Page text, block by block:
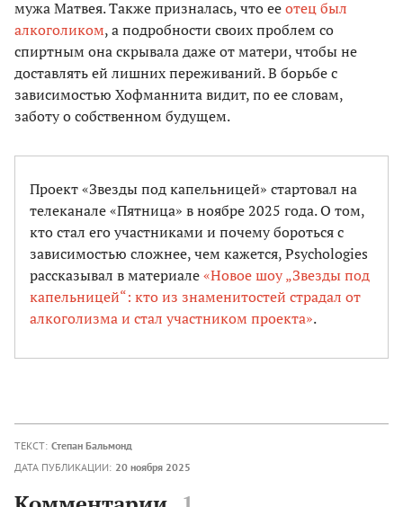
мужа Матвея. Также призналась, что ееотец был
алкоголиком, а подробности своих проблем со
спиртным она скрывала даже от матери, чтобы не
доставлять ей лишних переживаний. В борьбе с
зависимостью Хофманнита видит, по ее словам,
заботу о собственном будущем.
Проект «Звезды под капельницей» стартовал на
телеканале «Пятница» в ноябре 2025 года. О том,
кто стал его участниками и почему бороться с
зависимостью сложнее, чем кажется, Psychologies
рассказывал в материале«Новое шоу „Звезды под
капельницей“: кто из знаменитостей страдал от
алкоголизма и стал участником проекта».
ТЕКСТ: Степан Бальмонд
ДАТА ПУБЛИКАЦИИ: 20 ноября 2025